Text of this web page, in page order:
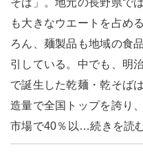
そば」。地元の長野県で
も大きなウエートを占め
ろん、麺製品も地域の食
引している。中でも、明
で誕生した乾麺・乾そば
造量で全国トップを誇り
市場で40％以…続きを読